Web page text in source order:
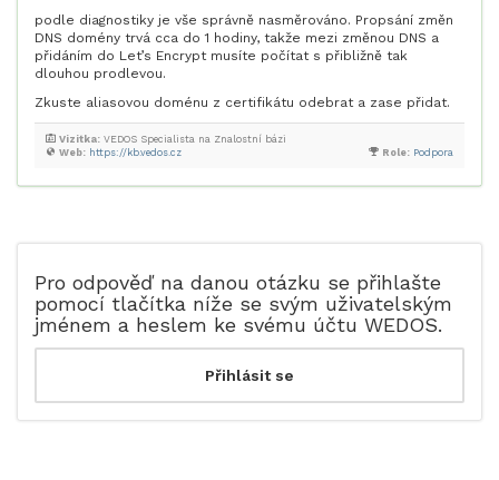
podle diagnostiky je vše správně nasměrováno. Propsání změn
DNS domény trvá cca do 1 hodiny, takže mezi změnou DNS a
přidáním do Let’s Encrypt musíte počítat s přibližně tak
dlouhou prodlevou.
Zkuste aliasovou doménu z certifikátu odebrat a zase přidat.
Role: Podpora
Web: https://kb.vedos.cz
Vizitka: VEDOS Specialista na Znalostní bázi
Pro odpověď na danou otázku se přihlašte
pomocí tlačítka níže se svým uživatelským
jménem a heslem ke svému účtu WEDOS.